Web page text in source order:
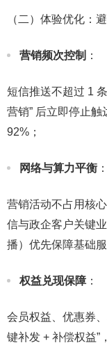
（二）体验优化：
营销频次控制 ：​
短信推送不超过 1
营销” 后立即停止
92%；​
网络与算力平衡 ：​
营销活动不占用核
信与政企客户关键
播）优先保障基础服
权益兑现保障 ：​
会员权益、优惠券
键补发 + 补偿权益”